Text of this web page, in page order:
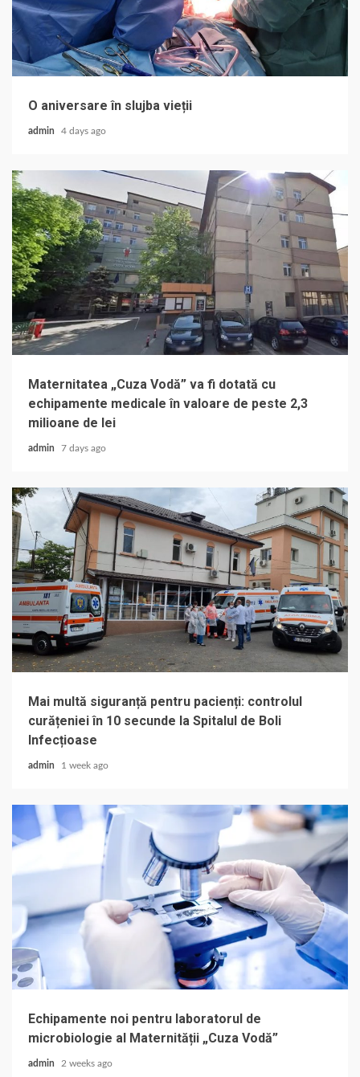
O aniversare în slujba vieții
admin 4 days ago
Maternitatea „Cuza Vodă” va fi dotată cu
echipamente medicale în valoare de peste 2,3
milioane de lei
admin 7 days ago
Mai multă siguranță pentru pacienți: controlul
curățeniei în 10 secunde la Spitalul de Boli
Infecțioase
admin 1 week ago
Echipamente noi pentru laboratorul de
microbiologie al Maternității „Cuza Vodă”
admin 2 weeks ago